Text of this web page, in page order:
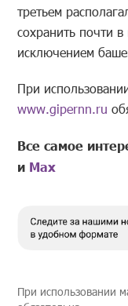
третьем
сохранить почти
исключением
При
www.gipernn.ru
Все самое
и Mах
При использовании